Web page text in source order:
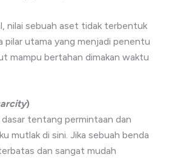
nilai sebuah aset tidak terbentuk
pilar utama yang menjadi penentu
mampu bertahan dimakan waktu
)
tentang permintaan dan
mutlak di sini. Jika sebuah benda
dan sangat mudah